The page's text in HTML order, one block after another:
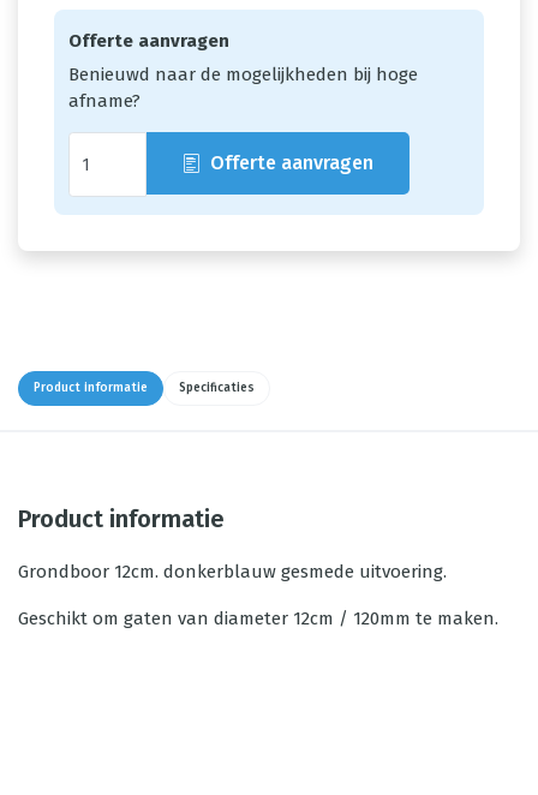
Offerte aanvragen
Benieuwd naar de mogelijkheden bij hoge
afname?
Offerte aanvragen
Product informatie Specificaties
Product informatie
Grondboor 12cm. donkerblauw gesmede uitvoering.
Geschikt om gaten van diameter 12cm / 120mm te maken.